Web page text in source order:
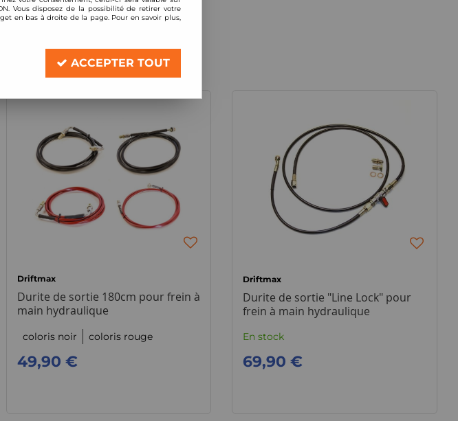
4 articles sur 4
Driftmax
Durite de sortie 180cm pour frein à
main hydraulique
coloris noir coloris rouge
49,90 €
Driftmax
Durite de sortie "Line Lock" pour
frein à main hydraulique
En stock
69,90 €
Vous disposez de la possibilité de retirer votre
en bas à droite de la page. Pour en savoir plus,
ACCEPTER TOUT